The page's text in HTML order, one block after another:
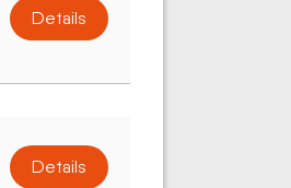
Details
Details